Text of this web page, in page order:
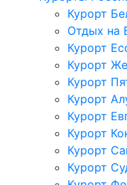
Курорт
Отдых на
Курорт
Курорт
Курорт
Курорт
Курорт
Курорт
Курорт
Курорт